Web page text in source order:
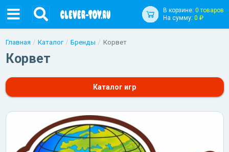
В корзине: 0 товаров
На сумму: 0 ₽
Главная Каталог Бренды Корвет
Корвет
Каталог игр